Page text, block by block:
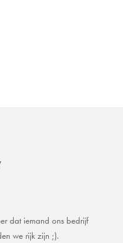
dat iemand ons bedrijf
we rijk zijn ;).